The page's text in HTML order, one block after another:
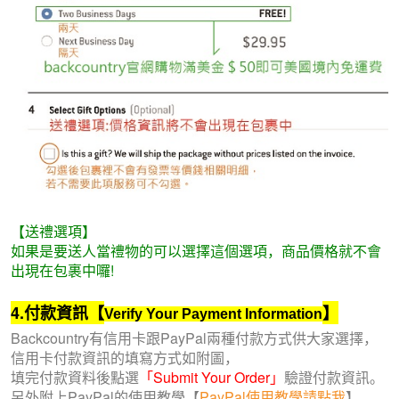
【送禮選項】
如果是要送人當禮物的可以選擇這個選項，商品價格就不會
出現在包裹中囉!
4.付款資訊 【Verify Your Payment Information】
Backcountry有信用卡跟PayPal兩種付款方式供大家選擇，
信用卡付款資訊的填寫方式如附圖，
填完付款資料後點選 「Submit Your Order」 驗證付款資訊。